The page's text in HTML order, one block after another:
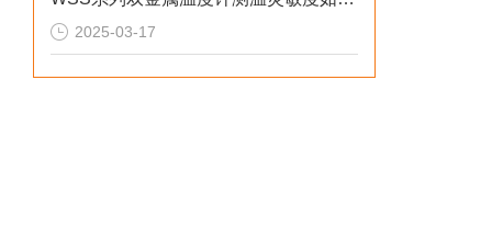
2025-03-17